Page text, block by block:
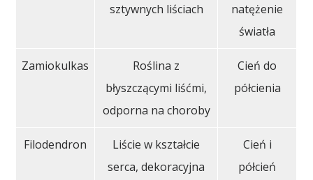
sztywnych liściach
natężenie
światła
Zamiokulkas
Roślina z
błyszczącymi liśćmi,
odporna na choroby
Cień do
półcienia
Filodendron
Liście w kształcie
serca, dekoracyjna
Cień i
półcień